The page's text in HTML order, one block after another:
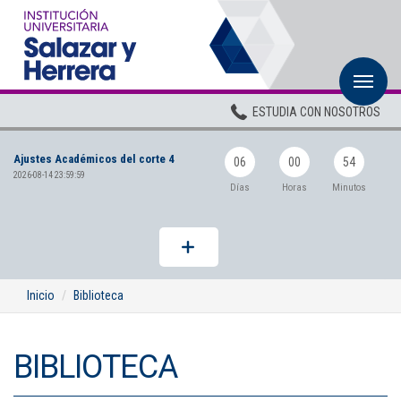
ESTUDIA CON NOSOTROS
Ajustes Académicos del corte 4
2026-08-14 23:59:59
06
Días
00
Horas
54
Minutos
Inicio Biblioteca
BIBLIOTECA
Pregrados
Planta Docente
ADMISIONES
BIENESTAR
Centros
BIBLIOTECA